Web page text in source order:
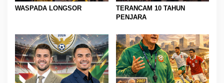
WASPADA LONGSOR
TERANCAM 10 TAHUN
PENJARA